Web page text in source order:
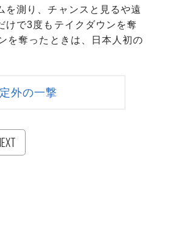
測り、チャンスと見るや遠
けで3度もテイクダウンを奪
を奪ったときは、日本人初の
外の一撃